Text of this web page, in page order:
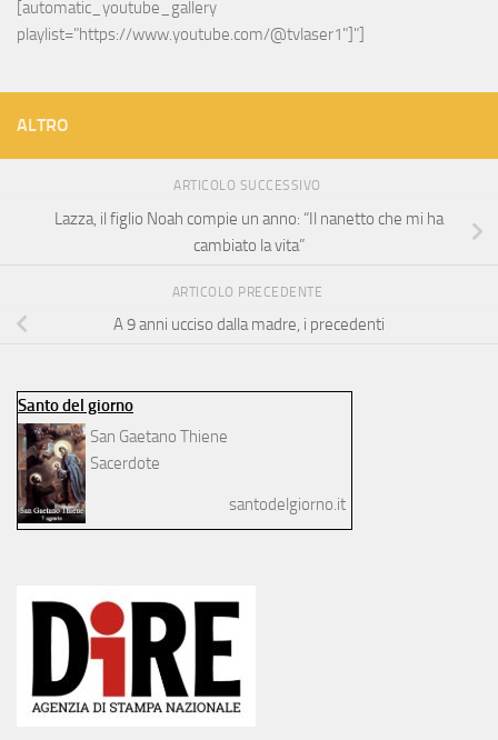
[automatic_youtube_gallery
playlist="https://www.youtube.com/@tvlaser1"]"]
ALTRO
ARTICOLO SUCCESSIVO
Lazza, il figlio Noah compie un anno: “Il nanetto che mi ha
cambiato la vita”
ARTICOLO PRECEDENTE
A 9 anni ucciso dalla madre, i precedenti
Santo del giorno
San Gaetano Thiene
Sacerdote
santodelgiorno.it